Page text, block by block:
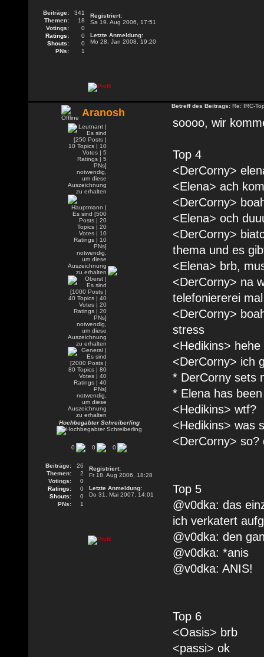
Beiträge:
341
Themen:
18
Votings:
0
Ratings:
0
Shouts:
0
PNs:
1
Registriert:
Sa 19. Aug 2006, 17:51
Letzte Anmeldung:
Mo 28. Jan 2008, 19:20
Aranosh
Hochbegabter Schreiberling
0 0 0
Beiträge:
26
Themen:
2
Votings:
0
Ratings:
0
Shouts:
0
PNs:
1
Registriert:
Fr 18. Aug 2006, 18:28
Letzte Anmeldung:
Do 31. Mai 2007, 14:01
Betreff des Beitrags: Re: IRC-
soooo, wir
Top 4
<DerCorny>
<Elena> ach
<DerCorny>
<Elena> och
<DerCorny>
thema und es
<Elena> brb,
<DerCorny> na
telefoniererei
<DerCorny>
stress
<Hedikins> hehe
<DerCorny> ich
* DerCorny sets
* Elena has
<Hedikins> wtf?
<Hedikins> was
<DerCorny> so?
Top 5
@v0dka: das
ich verkatert
@v0dka: den
@v0dka: *anis
@v0dka: ANIS!
Top 6
<Oasis> brb
<passi> ok